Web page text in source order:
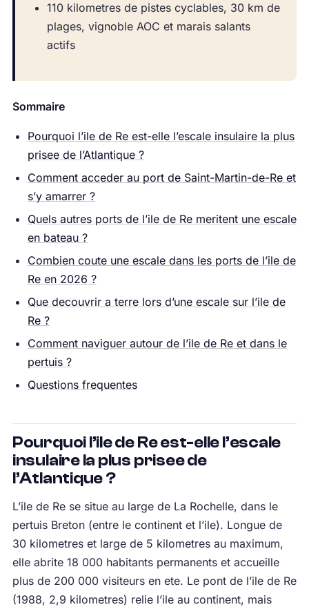
110 kilometres de pistes cyclables, 30 km de
plages, vignoble AOC et marais salants
actifs
Sommaire
Pourquoi l’ile de Re est-elle l’escale insulaire la plus
prisee de l’Atlantique ?
Comment acceder au port de Saint-Martin-de-Re et
s’y amarrer ?
Quels autres ports de l’ile de Re meritent une escale
en bateau ?
Combien coute une escale dans les ports de l’ile de
Re en 2026 ?
Que decouvrir a terre lors d’une escale sur l’ile de
Re ?
Comment naviguer autour de l’ile de Re et dans le
pertuis ?
Questions frequentes
Pourquoi l’ile de Re est-elle l’escale
insulaire la plus prisee de
l’Atlantique ?
L’ile de Re se situe au large de La Rochelle, dans le
pertuis Breton (entre le continent et l’ile). Longue de
30 kilometres et large de 5 kilometres au maximum,
elle abrite 18 000 habitants permanents et accueille
plus de 200 000 visiteurs en ete. Le pont de l’ile de Re
(1988, 2,9 kilometres) relie l’ile au continent, mais